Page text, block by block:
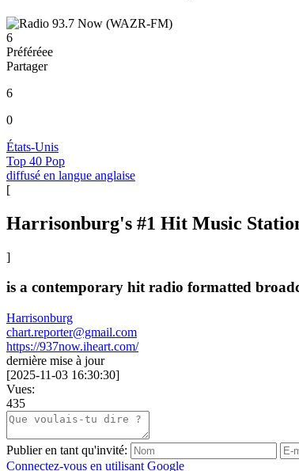
6
Préféréeе
Partager
6
0
États-Unis
Top 40 Pop
diffusé en langue anglaise
[
Harrisonburg's #1 Hit Music
]
is a contemporary hit radio formatted
Harrisonburg
chart.reporter@gmail.com
https://937now.iheart.com/
dernière mise à jour
[2025-11-03 16:30:30]
Vues:
435
Publier en tant qu'invité:
Connectez-vous en utilisant Google